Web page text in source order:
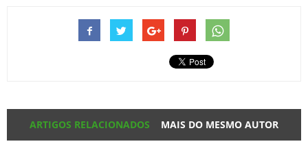
ARTIGOS RELACIONADOS MAIS DO MESMO AUTOR